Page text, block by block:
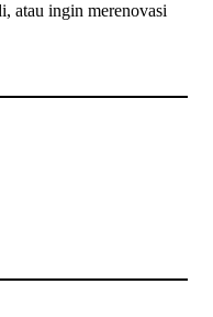
atau ingin merenovasi